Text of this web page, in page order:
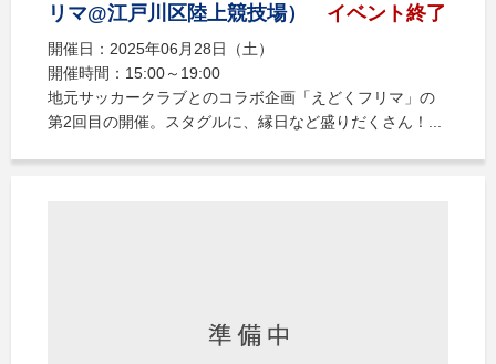
リマ@江戸川区陸上競技場）
イベント終了
開催日：2025年06月28日（土）
開催時間：15:00～19:00
地元サッカークラブとのコラボ企画「えどくフリマ」の
第2回目の開催。スタグルに、縁日など盛りだくさん！...